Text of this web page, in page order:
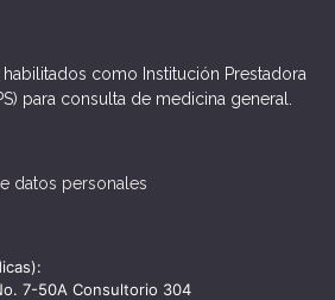
como Institución Prestadora
para consulta de medicina general.
datos personales
7-50A Consultorio 304